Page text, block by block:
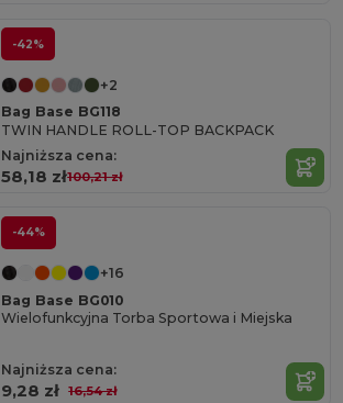
-42%
+2
Bag Base BG118
TWIN HANDLE ROLL-TOP BACKPACK
Najniższa cena:
58,18 zł100,21 zł
-44%
+16
Bag Base BG010
Wielofunkcyjna Torba Sportowa i Miejska
Najniższa cena:
9,28 zł 16,54 zł